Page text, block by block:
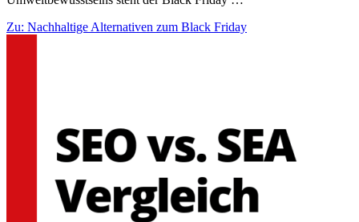
Zu: Nachhaltige Alternativen zum Black Friday